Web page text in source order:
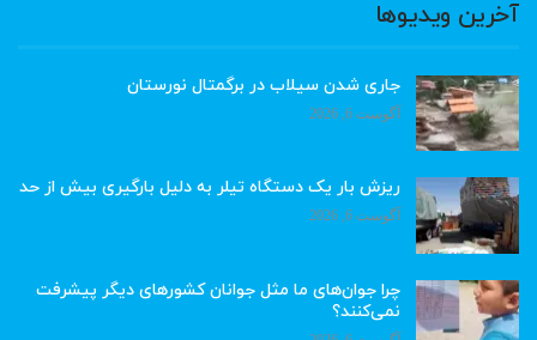
آخرین ویدیوها
جاری شدن سیلاب در برگمتال نورستان
آگوست 6, 2026
ریزش بار یک دستگاه تیلر به دلیل بارگیری بیش از حد
آگوست 6, 2026
چرا جوان‌های ما مثل جوانان کشورهای دیگر پیشرفت
نمی‌کنند؟